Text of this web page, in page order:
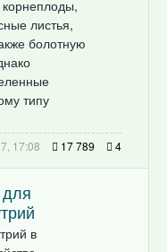
корнеплоды,
листья,
болотную
типу
17:08 17 789 4
в